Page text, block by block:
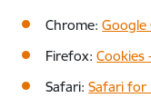
Chrome:Google
Firefox:
Safari:Safari for